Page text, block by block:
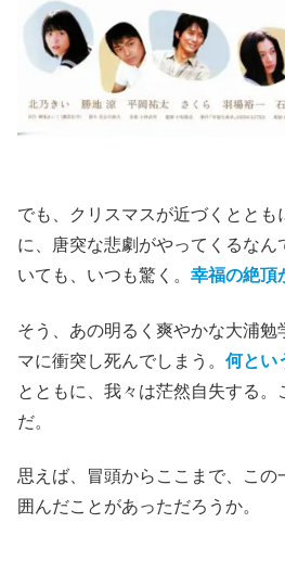
でも、クリスマスが近づくととも
に、唐突な悲劇がやってくるなん
いても、いつも驚く。 幸福の絶頂
そう、あの明るく爽やかな大浦
マに衝突し死んでしまう。 何とい
とともに、我々は茫然自失する。
だ。
思えば、冒頭からここまで、この
囲んだことがあっただろうか。